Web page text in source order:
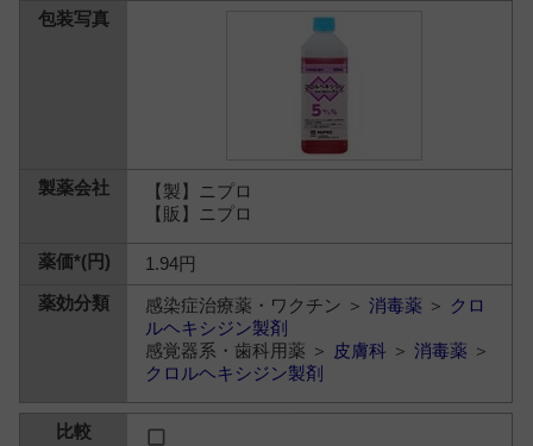
【製】ニプロ
【販】ニプロ
1.94円
感染症治療薬・ワクチン ＞消毒薬 ＞ クロ
ルヘキシジン製剤
感覚器系・歯科用薬 ＞ 皮膚科 ＞消毒薬 ＞
クロルヘキシジン製剤